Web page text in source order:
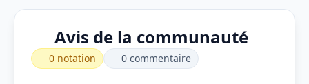
Avis de la communauté
0 notation 0 commentaire